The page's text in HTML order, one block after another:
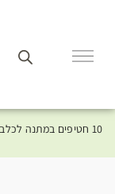
10 חטיפים במתנה